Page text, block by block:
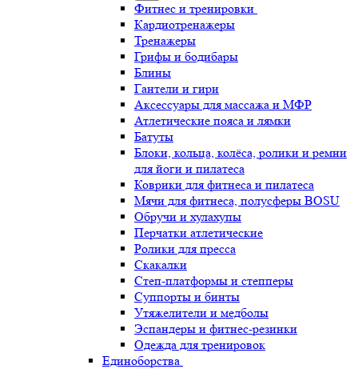
Фитнес и тренировки
Кардиотренажеры
Тренажеры
Грифы и бодибары
Блины
Гантели и гири
Аксессуары для массажа и МФР
Атлетические пояса и лямки
Батуты
Блоки, кольца, колёса, ролики и ремни
для йоги и пилатеса
Коврики для фитнеса и пилатеса
Мячи для фитнеса, полусферы BOSU
Обручи и хулахупы
Перчатки атлетические
Ролики для пресса
Скакалки
Степ-платформы и степперы
Суппорты и бинты
Утяжелители и медболы
Эспандеры и фитнес-резинки
Одежда для тренировок
Единоборства